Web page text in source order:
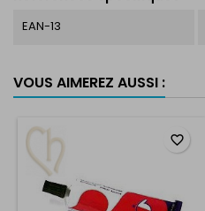
EAN-13
VOUS AIMEREZ AUSSI :
favorite_border